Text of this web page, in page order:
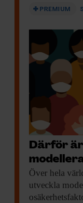
PREMIUM
Därför
Över hela
utveckla